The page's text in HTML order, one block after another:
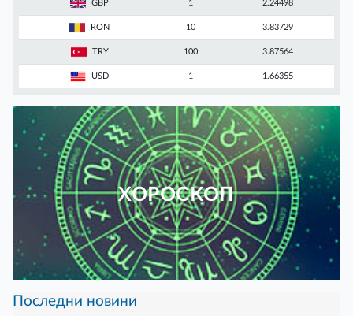
GBP 1 2.24498
RON 10 3.83729
TRY 100 3.87564
USD 1 1.66355
ХОРОСКОП
Последни новини